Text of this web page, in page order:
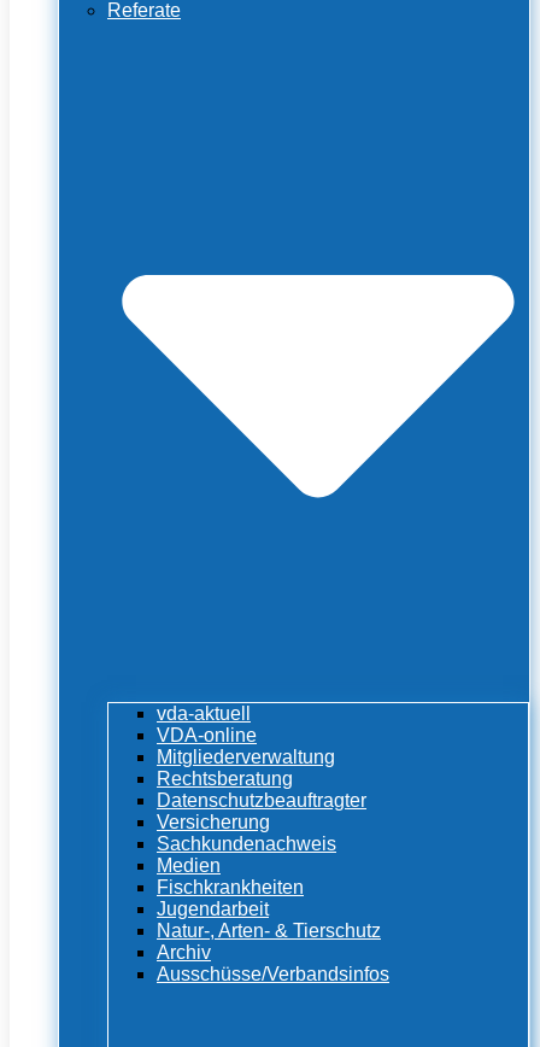
Referate
vda-aktuell
VDA-online
Mitgliederverwaltung
Rechtsberatung
Datenschutzbeauftragter
Versicherung
Sachkundenachweis
Medien
Fischkrankheiten
Jugendarbeit
Natur-, Arten- & Tierschutz
Archiv
Ausschüsse/Verbandsinfos